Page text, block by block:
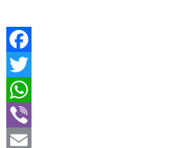
Facebook
Twitter
WhatsApp
Viber